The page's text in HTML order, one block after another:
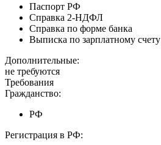
Паспорт РФ
Справка 2-НДФЛ
Справка по форме банка
Выписка по зарплатному счету
Дополнительные:
не требуются
Требования
Гражданство:
РФ
Регистрация в РФ: